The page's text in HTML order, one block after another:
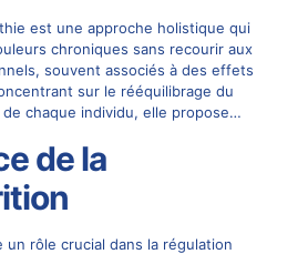
est une approche holistique qui
chroniques sans recourir aux
souvent associés à des effets
sur le rééquilibrage du
chaque individu, elle propose…
de la
un rôle crucial dans la régulation